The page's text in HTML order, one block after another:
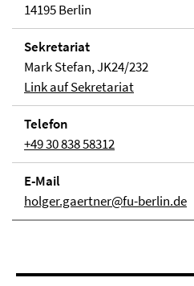
14195 Berlin
Sekretariat
Mark Stefan, JK24/232
Link auf Sekretariat
Telefon
+49 30 838 58312
E-Mail
holger.gaertner@fu-berlin.de